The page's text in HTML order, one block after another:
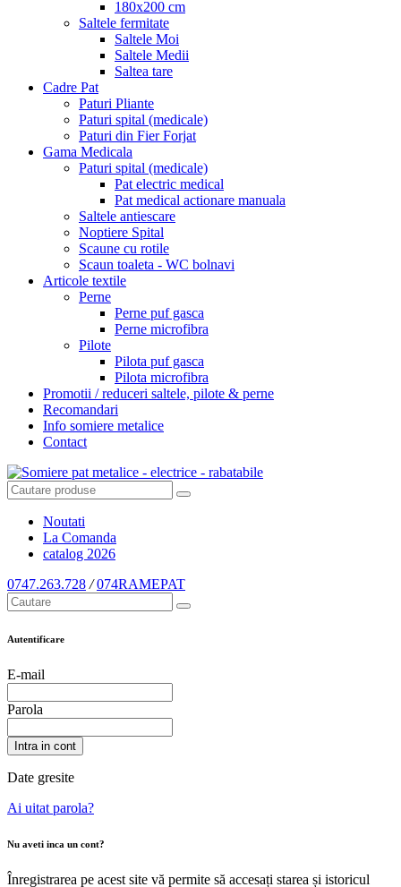
180x200 cm
Saltele fermitate
Saltele Moi
Saltele Medii
Saltea tare
Cadre Pat
Paturi Pliante
Paturi spital (medicale)
Paturi din Fier Forjat
Gama Medicala
Paturi spital (medicale)
Pat electric medical
Pat medical actionare manuala
Saltele antiescare
Noptiere Spital
Scaune cu rotile
Scaun toaleta - WC bolnavi
Articole textile
Perne
Perne puf gasca
Perne microfibra
Pilote
Pilota puf gasca
Pilota microfibra
Promotii / reduceri saltele, pilote & perne
Recomandari
Info somiere metalice
Contact
Noutati
La Comanda
catalog 2026
0747.263.728 / 074RAMEPAT
Autentificare
E-mail
Parola
Intra in cont
Date gresite
Ai uitat parola?
Nu aveti inca un cont?
Înregistrarea pe acest site vă permite să accesați starea și istoricul